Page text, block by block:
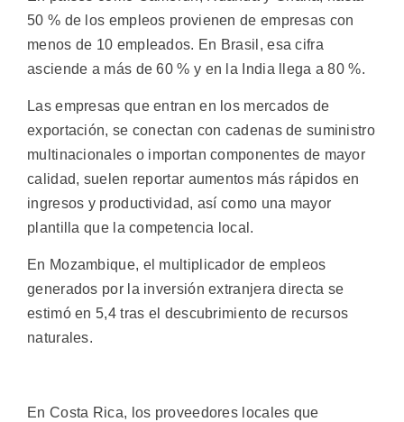
50 % de los empleos provienen de empresas con
menos de 10 empleados. En Brasil, esa cifra
asciende a más de 60 % y en la India llega a 80 %.
Las empresas que entran en los mercados de
exportación, se conectan con cadenas de suministro
multinacionales o importan componentes de mayor
calidad, suelen reportar aumentos más rápidos en
ingresos y productividad, así como una mayor
plantilla que la competencia local.
En Mozambique, el multiplicador de empleos
generados por la inversión extranjera directa se
estimó en 5,4 tras el descubrimiento de recursos
naturales.
En Costa Rica, los proveedores locales que